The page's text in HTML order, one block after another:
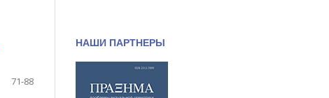
71-88
НАШИ ПАРТНЕРЫ